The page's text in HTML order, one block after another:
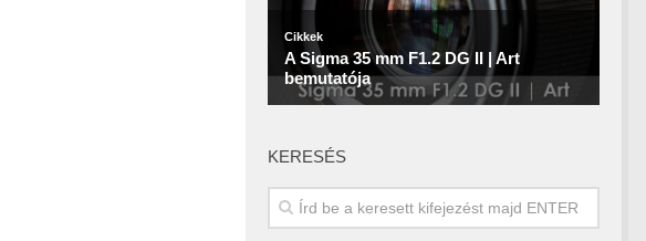
KERESÉS